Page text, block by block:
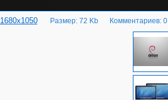
1680x1050 Размер: 72 Kb Комментариев: 0